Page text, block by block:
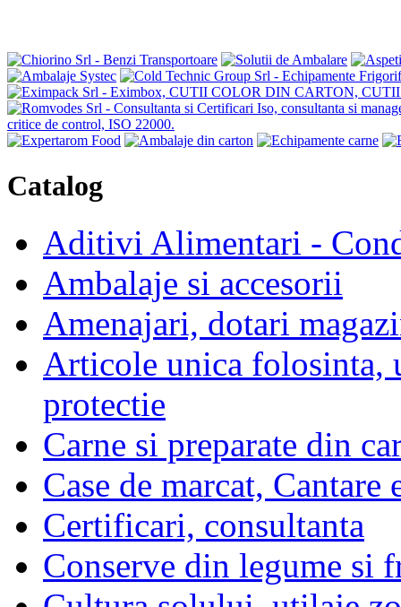
Catalog
Aditivi Alimentari -
Ambalaje si accesorii
Amenajari, dotari
Articole unica folosinta,
protectie
Carne si preparate din
Case de marcat,
Certificari, consultanta
Conserve din legume si